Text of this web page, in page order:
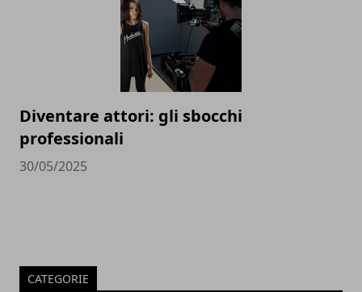
Diventare attori: gli sbocchi
professionali
30/05/2025
CATEGORIE